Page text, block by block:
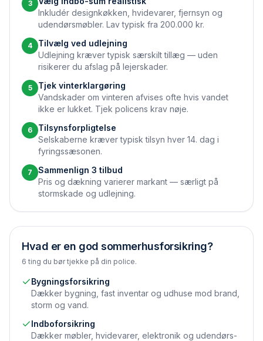
3
Inkludér designkøkken, hvidevarer, fjernsyn og
udendørs­møbler. Lav typisk fra 200.000 kr.
4
Tilvælg ved udlejning
Udlejning kræver typisk særskilt tillæg — uden
risikerer du afslag på lejer­skader.
5
Tjek vinter­klargøring
Vandskader om vinteren afvises ofte hvis vandet
ikke er lukket. Tjek policens krav nøje.
6
Tilsynsforpligtelse
Selskaberne kræver typisk tilsyn hver 14. dag i
fyringssæsonen.
7
Sammenlign 3 tilbud
Pris og dækning varierer markant — særligt på
stormskade og udlejning.
Hvad er en god sommerhusforsikring?
6 ting du bør tjekke på din police.
Bygningsforsikring
Dækker bygning, fast inventar og udhuse mod brand,
storm og vand.
Indbo­forsikring
Dækker møbler, hvidevarer, elektronik og udendørs­